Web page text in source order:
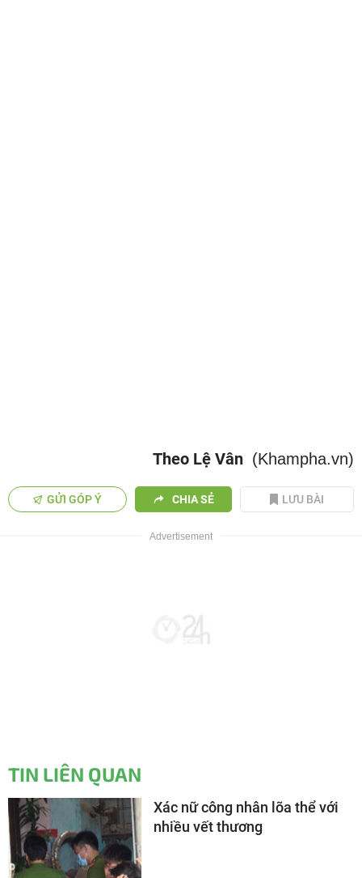
Theo Lệ Vân (Khampha.vn)
GỬI GÓP Ý CHIA SẺ LƯU BÀI
TIN LIÊN QUAN
Xác nữ công nhân lõa thể với
nhiều vết thương